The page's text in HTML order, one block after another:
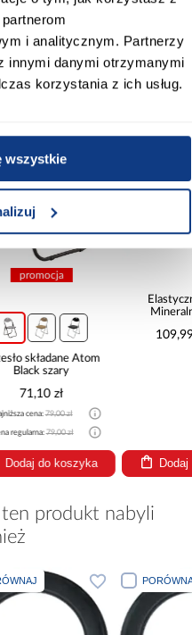
i analitycznym. Partnerzy
innymi danymi otrzymanymi
korzystania z ich usług.
wszystkie
również
promocja
składane Atom
Black szary
71,10 zł
cena:79,00 zł
regularna:79,00 zł
Dodaj do koszyka
produkt nabyli